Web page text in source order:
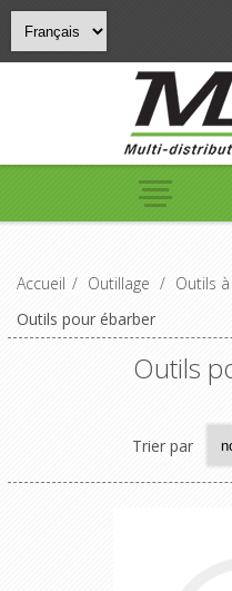
Accueil / Outillage / Outils
Outils pour ébarber
Outils
Trier par